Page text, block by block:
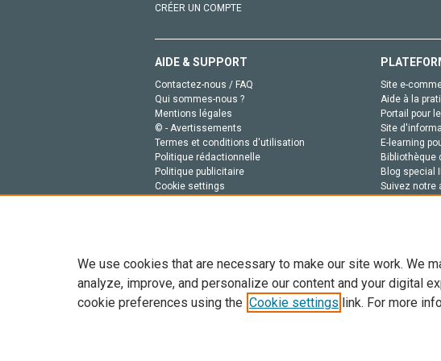
CRÉER UN COMPTE
AIDE & SUPPORT
Contactez-nous / FAQ
Qui sommes-nous ?
Mentions légales
© - Avertissements
Termes et conditions d'utilisation
Politique rédactionnelle
Politique publicitaire
Cookie settings
Site e-
Aide à la
Portail pour
Site
E-learning
Bibliothèque
Blog special
Suivez notre
Tout le contenu de ce site: Copyright © 2026 Elsevier, ses
de données, a la formation en IA et aux technologies similaires.
We use cookies that are necessary to make our site work. We
analyze, improve, and personalize our content and your digital
cookie preferences using the Cookie settings link. For more